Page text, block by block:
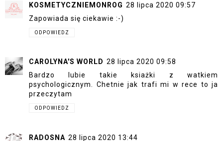
KOSMETYCZNIEMONROG 28 lipca 2020 09:57
Zapowiada się ciekawie :-)
ODPOWIEDZ
CAROLYNA'S WORLD 28 lipca 2020 09:58
Bardzo lubie takie ksiażki z watkiem
psychologicznym. Chetnie jak trafi mi w rece to ja
przeczytam
ODPOWIEDZ
RADOSNA 28 lipca 2020 13:44